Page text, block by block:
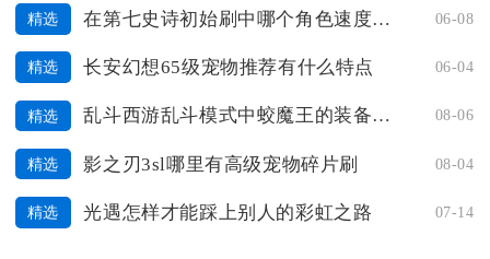
精选 在第七史诗初始刷中哪个角色速度最快 06-08
精选 长安幻想65级宠物推荐有什么特点 06-04
精选 乱斗西游乱斗模式中蛟魔王的装备选择 08-06
精选 影之刃3sl哪里有高级宠物碎片刷 08-04
精选 光遇怎样才能踩上别人的彩虹之路 07-14